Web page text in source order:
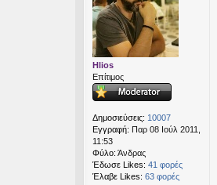
Hlios
Επίτιμος
Δημοσιεύσεις: 10007
Εγγραφή: Παρ 08 Ιούλ 2011,
11:53
Φύλο: Άνδρας
Έδωσε Likes: 41 φορές
Έλαβε Likes: 63 φορές